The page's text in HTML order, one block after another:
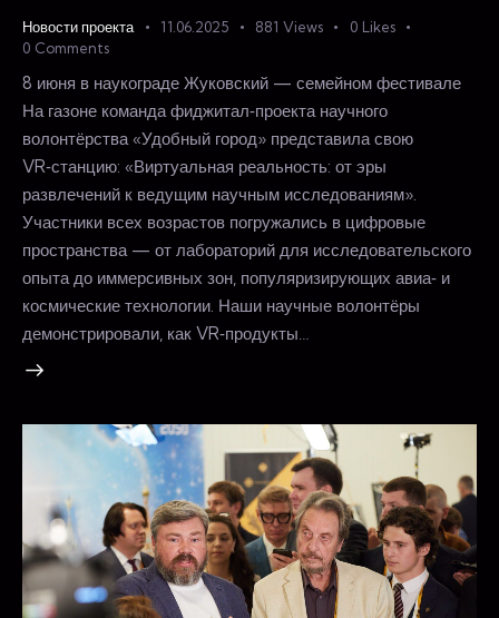
Новости проекта 11.06.2025 881 Views 0 Likes
0 Comments
8 июня в наукограде Жуковский — семейном фестивале
На газоне команда фиджитал‑проекта научного
волонтёрства «Удобный город» представила свою
VR‑станцию: «Виртуальная реальность: от эры
развлечений к ведущим научным исследованиям».
Участники всех возрастов погружались в цифровые
пространства — от лабораторий для исследовательского
опыта до иммерсивных зон, популяризирующих авиа‑ и
космические технологии. Наши научные волонтёры
демонстрировали, как VR‑продукты…